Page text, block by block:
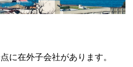
に在外子会社があります。